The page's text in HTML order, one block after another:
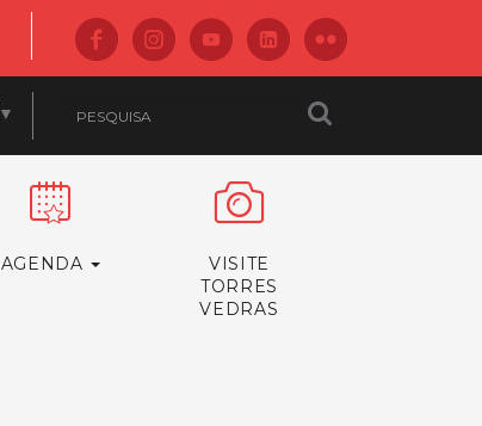
▼
AGENDA
VISITE
TORRES
VEDRAS